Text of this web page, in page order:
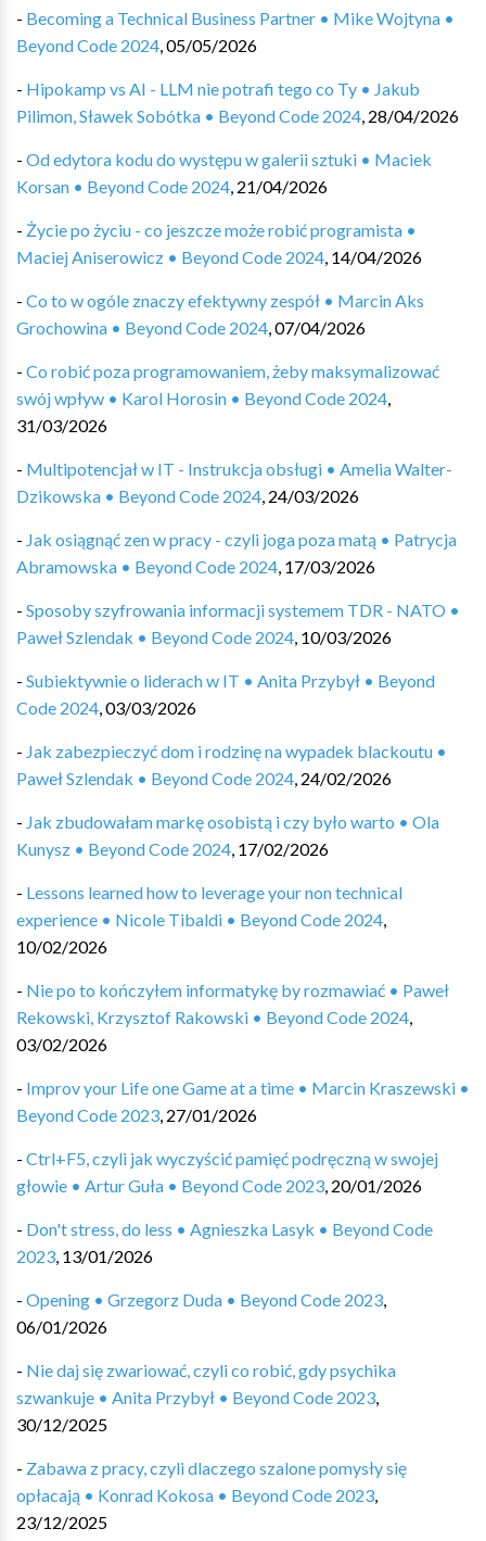
- Becoming a Technical Business Partner • Mike Wojtyna •
Beyond Code 2024,05/05/2026
- Hipokamp vs AI - LLM nie potrafi tego co Ty • Jakub
Pilimon, Sławek Sobótka • Beyond Code 2024, 28/04/2026
- Od edytora kodu do występu w galerii sztuki • Maciek
Korsan • Beyond Code 2024, 21/04/2026
- Życie po życiu - co jeszcze może robić programista •
Maciej Aniserowicz • Beyond Code 2024, 14/04/2026
- Co to w ogóle znaczy efektywny zespół • Marcin Aks
Grochowina • Beyond Code 2024,07/04/2026
- Co robić poza programowaniem, żeby maksymalizować
swój wpływ • Karol Horosin • Beyond Code 2024,
31/03/2026
- Multipotencjał w IT - Instrukcja obsługi • Amelia Walter-
Dzikowska • Beyond Code 2024, 24/03/2026
- Jak osiągnąć zen w pracy - czyli joga poza matą • Patrycja
Abramowska • Beyond Code 2024, 17/03/2026
- Sposoby szyfrowania informacji systemem TDR - NATO •
Paweł Szlendak • Beyond Code 2024, 10/03/2026
- Subiektywnie o liderach w IT • Anita Przybył • Beyond
Code 2024,03/03/2026
- Jak zabezpieczyć dom i rodzinę na wypadek blackoutu •
Paweł Szlendak • Beyond Code 2024, 24/02/2026
- Jak zbudowałam markę osobistą i czy było warto • Ola
Kunysz • Beyond Code 2024, 17/02/2026
- Lessons learned how to leverage your non technical
experience • Nicole Tibaldi • Beyond Code 2024,
10/02/2026
- Nie po to kończyłem informatykę by rozmawiać • Paweł
Rekowski, Krzysztof Rakowski • Beyond Code 2024,
03/02/2026
- Improv your Life one Game at a time • Marcin Kraszewski •
Beyond Code 2023, 27/01/2026
- Ctrl+F5, czyli jak wyczyścić pamięć podręczną w swojej
głowie • Artur Guła • Beyond Code 2023, 20/01/2026
- Don't stress, do less • Agnieszka Lasyk • Beyond Code
2023, 13/01/2026
- Opening • Grzegorz Duda • Beyond Code 2023,
06/01/2026
- Nie daj się zwariować, czyli co robić, gdy psychika
szwankuje • Anita Przybył • Beyond Code 2023,
30/12/2025
- Zabawa z pracy, czyli dlaczego szalone pomysły się
opłacają • Konrad Kokosa • Beyond Code 2023,
23/12/2025